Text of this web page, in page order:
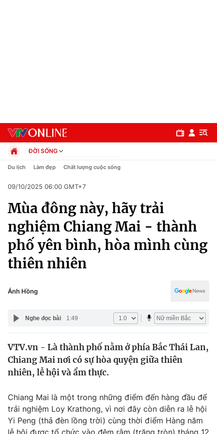
Chuyên mục
Chính trị
Xã hội
Tin tức
Thế giới đó đây
Kinh tế
Tài chính
Thị trường
Góc doanh nghiệp
Truyền hình
ĐỜI SỐNG
Chính trị
Pháp luật
Kinh tế
Thể thao
Truyền hình
Văn hóa - Giải trí
Y tế
Đời sống
Giáo dục
Du lịch Làm đẹp Chất lượng cuộc sống
09/10/2025 06:00 GMT+7
Mùa đông này, hãy trải
nghiệm Chiang Mai - thành
phố yên bình, hòa mình cùng
thiên nhiên
Ánh Hồng
Nghe đọc bài 1:49
VTV.vn - Là thành phố nằm ở phía Bắc Thái Lan,
Chiang Mai nơi có sự hòa quyện giữa thiên
nhiên, lễ hội và ẩm thực.
Chiang Mai là một trong những điểm đến hàng đầu để
trải nghiệm Loy Krathong, vì nơi đây còn diễn ra lễ hội
Yi Peng (thả đèn lồng trời) cùng thời điểm Hàng năm
lễ hội được tổ chức vào đêm rằm (trăng tròn) tháng 12